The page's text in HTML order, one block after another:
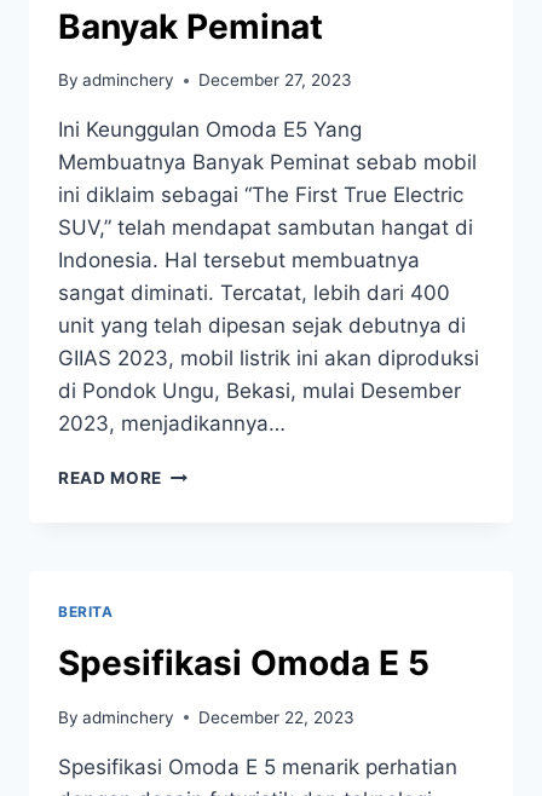
Banyak Peminat
By adminchery December 27, 2023
Ini Keunggulan Omoda E5 Yang
Membuatnya Banyak Peminat sebab mobil
ini diklaim sebagai “The First True Electric
SUV,” telah mendapat sambutan hangat di
Indonesia. Hal tersebut membuatnya
sangat diminati. Tercatat, lebih dari 400
unit yang telah dipesan sejak debutnya di
GIIAS 2023, mobil listrik ini akan diproduksi
di Pondok Ungu, Bekasi, mulai Desember
2023, menjadikannya…
READ MORE
BERITA
Spesifikasi Omoda E 5
By adminchery December 22, 2023
Spesifikasi Omoda E 5 menarik perhatian